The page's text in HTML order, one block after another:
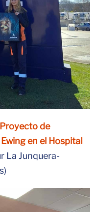
de
en el Hospital
La Junquera-